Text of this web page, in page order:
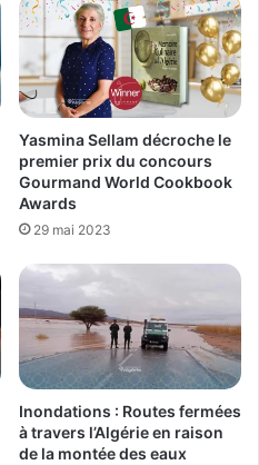
Yasmina Sellam décroche le
premier prix du concours
Gourmand World Cookbook
Awards
29 mai 2023
Inondations : Routes fermées
à travers l’Algérie en raison
de la montée des eaux